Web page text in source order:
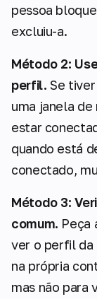
pessoa
excluiu-a.
Método 2:
perfil. Se
uma janela
estar
quando está
conectado,
Método 3:
comum. Peça
ver o perfil da
na própria
mas não para